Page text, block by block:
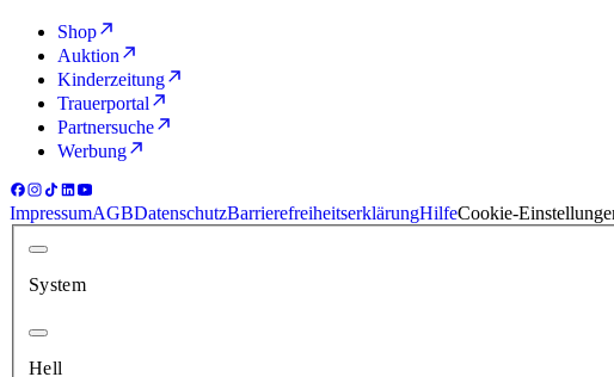
Shop
Auktion
Kinderzeitung
Trauerportal
Partnersuche
Werbung
ImpressumAGBDatenschutzBarrierefreiheitserklärungHilfeCookie-
System
Hell